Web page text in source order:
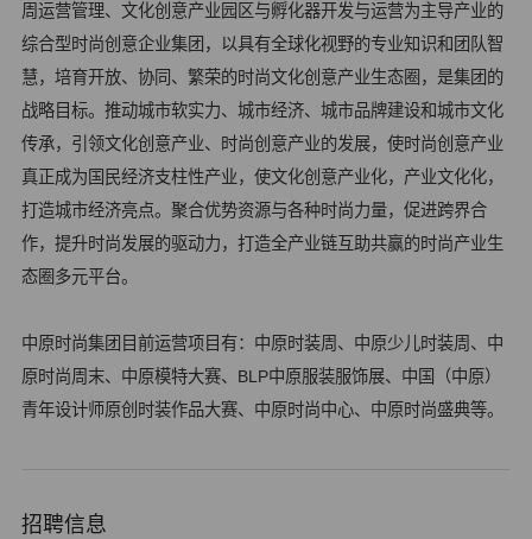
周运营管理、文化创意产业园区与孵化器开发与运营为主导产业的
综合型时尚创意企业集团，以具有全球化视野的专业知识和团队智
慧，培育开放、协同、繁荣的时尚文化创意产业生态圈，是集团的
战略目标。推动城市软实力、城市经济、城市品牌建设和城市文化
传承，引领文化创意产业、时尚创意产业的发展，使时尚创意产业
真正成为国民经济支柱性产业，使文化创意产业化，产业文化化，
打造城市经济亮点。聚合优势资源与各种时尚力量，促进跨界合
作，提升时尚发展的驱动力，打造全产业链互助共赢的时尚产业生
态圈多元平台。
中原时尚集团目前运营项目有：中原时装周、中原少儿时装周、中
原时尚周末、中原模特大赛、BLP中原服装服饰展、中国（中原）
青年设计师原创时装作品大赛、中原时尚中心、中原时尚盛典等。
招聘信息